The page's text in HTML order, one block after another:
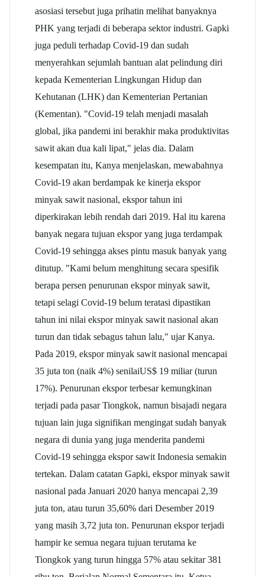
asosiasi tersebut juga prihatin melihat banyaknya
PHK yang terjadi di beberapa sektor industri. Gapki
juga peduli terhadap Covid-19 dan sudah
menyerahkan sejumlah bantuan alat pelindung diri
kepada Kementerian Lingkungan Hidup dan
Kehutanan (LHK) dan Kementerian Pertanian
(Kementan). "Covid-19 telah menjadi masalah
global, jika pandemi ini berakhir maka produktivitas
sawit akan dua kali lipat," jelas dia. Dalam
kesempatan itu, Kanya menjelaskan, mewabahnya
Covid-19 akan berdampak ke kinerja ekspor
minyak sawit nasional, ekspor tahun ini
diperkirakan lebih rendah dari 2019. Hal itu karena
banyak negara tujuan ekspor yang juga terdampak
Covid-19 sehingga akses pintu masuk banyak yang
ditutup. "Kami belum menghitung secara spesifik
berapa persen penurunan ekspor minyak sawit,
tetapi selagi Covid-19 belum teratasi dipastikan
tahun ini nilai ekspor minyak sawit nasional akan
turun dan tidak sebagus tahun lalu," ujar Kanya.
Pada 2019, ekspor minyak sawit nasional mencapai
35 juta ton (naik 4%) senilaiUS$ 19 miliar (turun
17%). Penurunan ekspor terbesar kemungkinan
terjadi pada pasar Tiongkok, namun bisajadi negara
tujuan lain juga signifikan mengingat sudah banyak
negara di dunia yang juga menderita pandemi
Covid-19 sehingga ekspor sawit Indonesia semakin
tertekan. Dalam catatan Gapki, ekspor minyak sawit
nasional pada Januari 2020 hanya mencapai 2,39
juta ton, atau turun 35,60% dari Desember 2019
yang masih 3,72 juta ton. Penurunan ekspor terjadi
hampir ke semua negara tujuan terutama ke
Tiongkok yang turun hingga 57% atau sekitar 381